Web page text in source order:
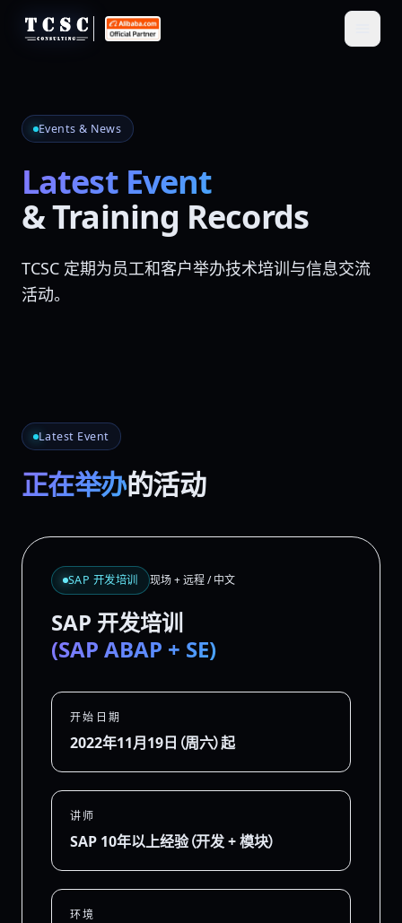
Events & News
Latest Event
& Training Records
TCSC 定期为员工和客户举办技术培训与信息交流
活动。
Latest Event
正在举办的活动
SAP 开发培训 现场 + 远程 / 中文
SAP 开发培训
(SAP ABAP + SE)
开始日期
2022年11月19日（周六）起
讲师
SAP 10年以上经验（开发 + 模块）
环境